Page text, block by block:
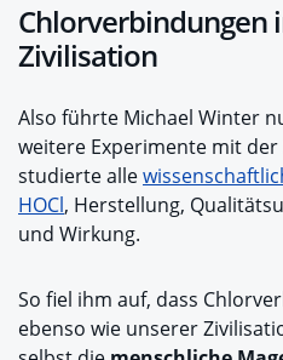
Chlorverbindungen
Zivilisation
Also führte Michael Winter
weitere Experimente mit
studierte alle
HOCl, Herstellung,
und Wirkung.
So fiel ihm auf, dass
ebenso wie unserer